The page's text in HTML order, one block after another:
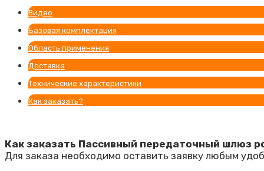
Видео
Базовая комплектация
Область применения
Доставка
Технические характеристики
Как заказать?
Как заказать Пассивный передаточный шлюз
Для заказа необходимо оставить заявку любым